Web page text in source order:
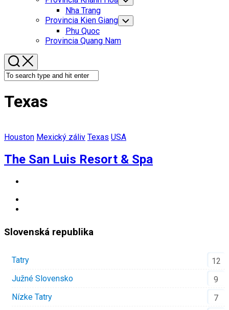
Child
Menu
Nha Trang
Provincia Kien Giang Toggle
Child
Phu Quoc
Provincia Quang Nam
Texas
Houston Mexický záliv Texas USA
The San Luis Resort & Spa
Slovenská republika
Tatry
12
Južné Slovensko
9
Nízke Tatry
7